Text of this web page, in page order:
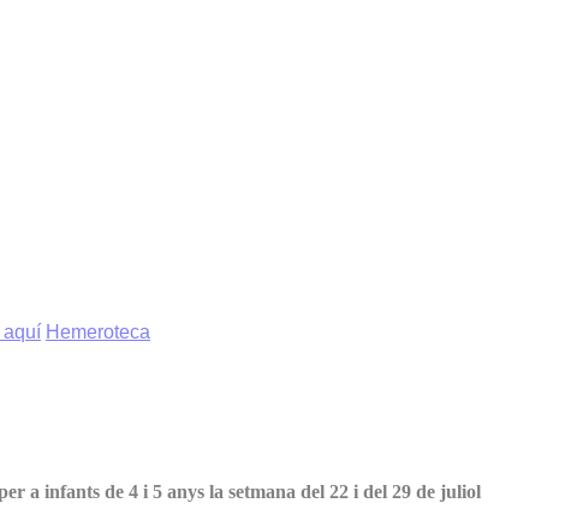
aquí Hemeroteca
a infants de 4 i 5 anys la setmana del 22 i del 29 de juliol